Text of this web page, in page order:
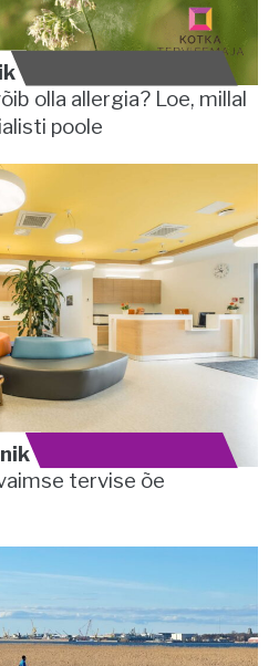
olla allergia? Loe, millal
poole
tervise õe